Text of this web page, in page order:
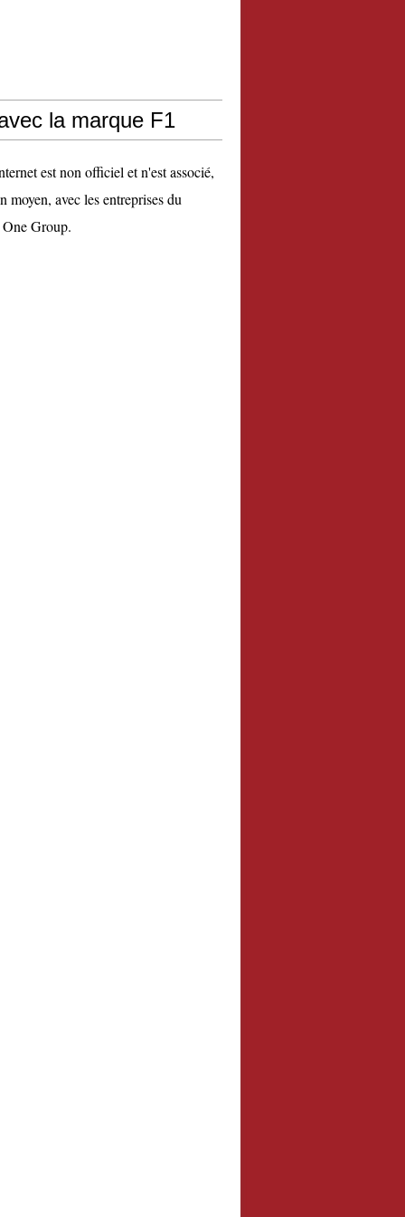
la marque F1
est non officiel et n'est associé,
moyen, avec les entreprises du
Group.